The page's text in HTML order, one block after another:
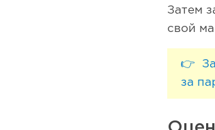
Затем
свой
👉
за